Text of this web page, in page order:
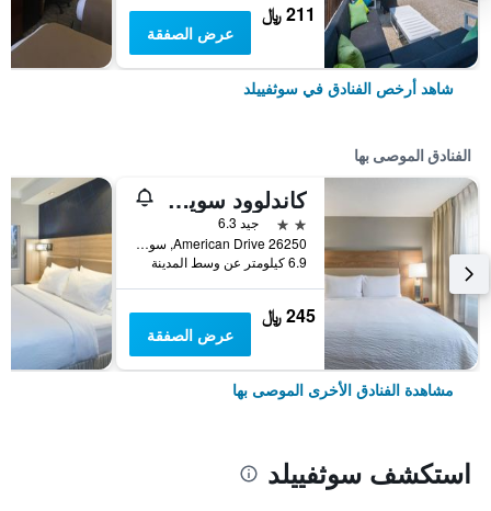
211 ﷼
عرض الصفقة
شاهد أرخص الفنادق في سوثفييلد
الفنادق الموصى بها
كاندلوود سويتس ساوثفيلد - دتروي ت باي آيتش جي
2 نجمتين
جيد 6.3
26250 American Drive, سوثفييلد, MI, الولايات المتحدة الأميريكية
6.9 كيلومتر عن وسط المدينة
245 ﷼
عرض الصفقة
مشاهدة الفنادق الأخرى الموصى بها
استكشف سوثفييلد